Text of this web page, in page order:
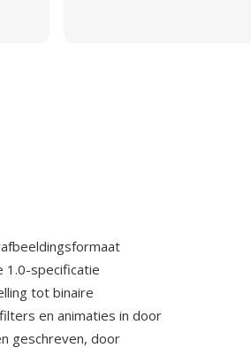
1.0-specificatie
tot binaire
en animaties in door
geschreven, door